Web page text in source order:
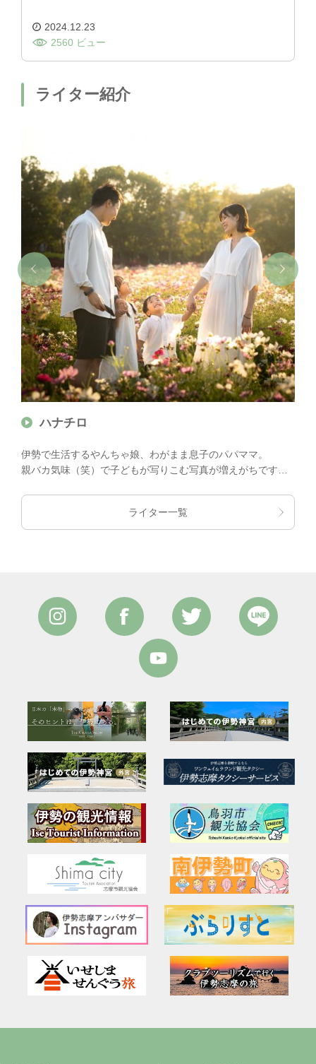
2024.12.23
2560 ビュー
ライター紹介
ハナチロ
伊勢で生活するやんちゃ娘、わがまま息子のパパママ。
親バカ気味（笑）で子どもが写りこむ写真が増えがちです
ライター一覧